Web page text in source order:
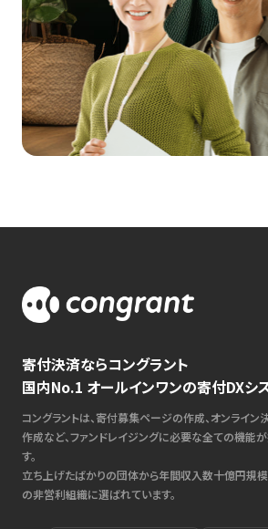
寄付決済ならコングラント
国内No.1 オールインワンの寄付DXシ
コングラントは、寄付募集ページの作成、オンライン
作成など、ファンドレイジングに必要な全ての機能
す。
立ち上げたばかりの団体から年間収入数十億円規
の非営利組織に選ばれています。